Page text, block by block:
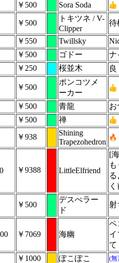
￥500 Sora Soda
￥500
トキツネ / V-
Clipper
待
￥550 Twillsky
￥500 ゴドー
ナ
￥250 桜並木
￥500
ポンコツメ
ーカー
￥500 青龍
お
￥500 禅
￥938
Shining
Trapezohedron
￥9388 LittleElfriend
[
￥500
デスぺラー
ド
射
￥7069 海幽
ペ
イ
て
￥1000 ぽこぽこ (無